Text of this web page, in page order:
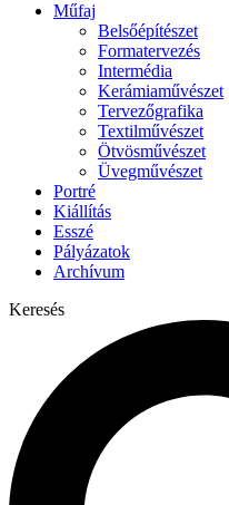
Műfaj
Belsőépítészet
Formatervezés
Intermédia
Kerámiaművészet
Tervezőgrafika
Textilművészet
Ötvösművészet
Üvegművészet
Portré
Kiállítás
Esszé
Pályázatok
Archívum
Keresés